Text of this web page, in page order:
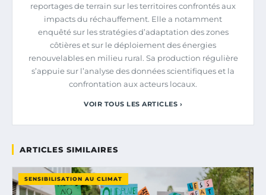
reportages de terrain sur les territoires confrontés aux
impacts du réchauffement. Elle a notamment
enquêté sur les stratégies d’adaptation des zones
côtières et sur le déploiement des énergies
renouvelables en milieu rural. Sa production régulière
s’appuie sur l’analyse des données scientifiques et la
confrontation aux acteurs locaux.
VOIR TOUS LES ARTICLES ›
ARTICLES SIMILAIRES
SENSIBILISATION AU CLIMAT